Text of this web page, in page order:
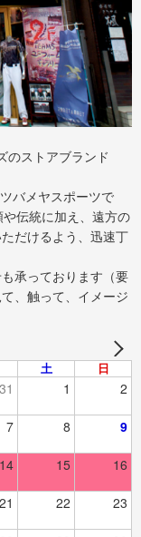
のストアブランド
バメヤスポーツで
伝統に加え、遠方の
だけるよう、迅速丁
承っております（要
、触って、イメージ
土 日
31 1 2
7 8 9
14 15 16
21 22 23